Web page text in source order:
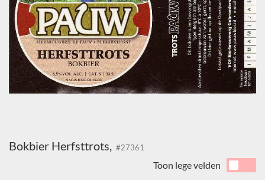
Bokbier Herfsttrots, #27361
Toon lege velden